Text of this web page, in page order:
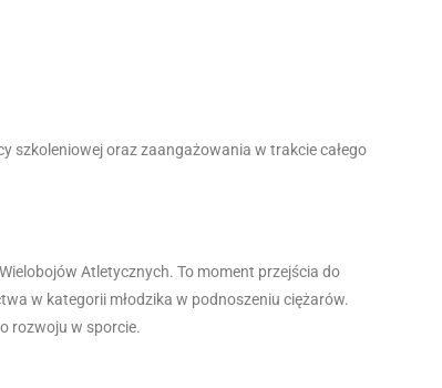
szkoleniowej oraz zaangażowania w trakcie całego
Atletycznych. To moment przejścia do
w kategorii młodzika w podnoszeniu ciężarów.
rozwoju w sporcie.